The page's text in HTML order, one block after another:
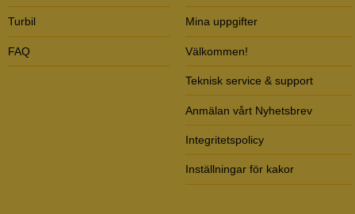
Turbil
FAQ
Mina uppgifter
Välkommen!
Teknisk service & support
Anmälan vårt Nyhetsbrev
Integritetspolicy
Inställningar för kakor